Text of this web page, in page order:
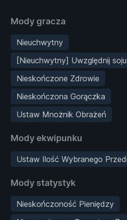
Mody gracza
Nieuchwytny
[Nieuchwytny] Uwzględnij
Nieskończone Zdrowie
Nieskończona Gorączka
Ustaw Mnożnik Obrażeń
Mody ekwipunku
Ustaw Ilość Wybranego
Mody statystyk
Nieskończoność Pieniędzy